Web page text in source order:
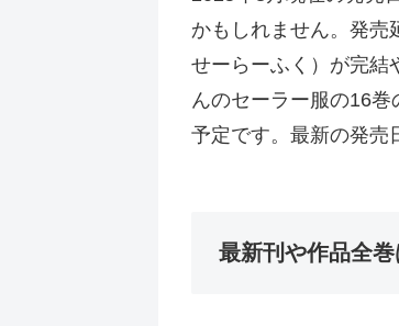
かもしれません。発売
せーらーふく）が完結
んのセーラー服の16
予定です。最新の発売
最新刊や作品全